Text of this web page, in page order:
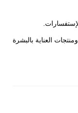
العناية بالبشرة